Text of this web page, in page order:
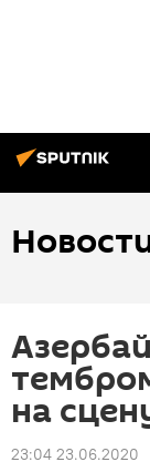
на
23:04 23.06.2020